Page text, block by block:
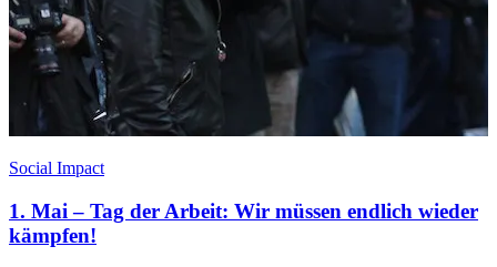
Social Impact
1. Mai – Tag der Arbeit: Wir müssen endlich wieder
kämpfen!